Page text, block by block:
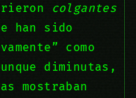
colgantes
han sido
como
diminutas,
mostraban